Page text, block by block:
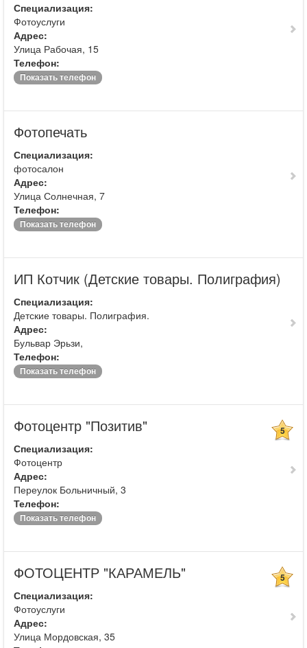
Специализация:
Фотоуслуги
Адрес:
Улица Рабочая, 15
Телефон:
Показать телефон
Фотопечать
Специализация:
фотосалон
Адрес:
Улица Солнечная, 7
Телефон:
Показать телефон
ИП Котчик (Детские товары. Полиграфия)
Специализация:
Детские товары. Полиграфия.
Адрес:
Бульвар Эрьзи,
Телефон:
Показать телефон
Фотоцентр "Позитив" 5
Специализация:
Фотоцентр
Адрес:
Переулок Больничный, 3
Телефон:
Показать телефон
ФОТОЦЕНТР "КАРАМЕЛЬ" 5
Специализация:
Фотоуслуги
Адрес:
Улица Мордовская, 35